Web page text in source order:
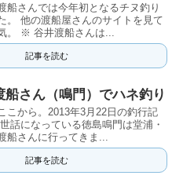
船さんでは今年初となるチヌ釣り
。 他の渡船屋さんのサイトを見て
。 ※ 谷井渡船さんは...
記事を読む
船さん（鳴門）でハネ釣り
こから。2013年3月22日の釣行記
話になっている徳島鳴門は堂浦・
船さんに行ってきま...
記事を読む